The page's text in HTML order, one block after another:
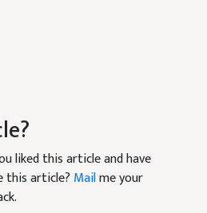
liked this article and have
this article? Mailme your